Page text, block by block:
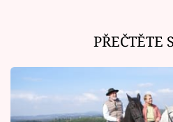
PŘEČTĚTE